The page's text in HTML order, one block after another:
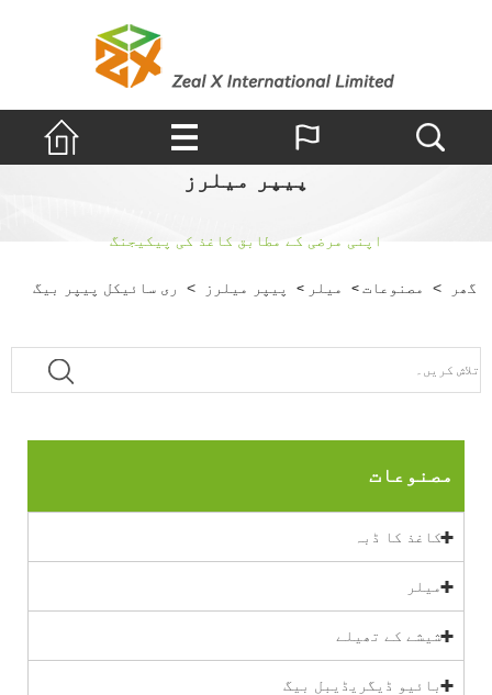
پیپر میلرز
اپنی مرضی کے مطابق کاغذ کی پیکیجنگ
گھر مصنوعات> میلر> پیپر میلرز > ری سائیکل پیپر بیگ
مصنوعات
کاغذ کا ڈبہ
میلر
شیشے کے تھیلے
بائیو ڈیگریڈیبل بیگ